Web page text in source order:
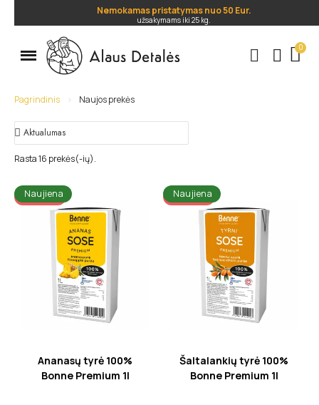
Nemokamas pristatymas nuo 50 Eur.
užsakymams iki 25 kg.
Pagrindinis Naujos prekės
Rasta 16 prekės(-ių).
Greita peržiūra
Ananasų tyrė 100%
Bonne Premium 1l
AKCIJA!!!
Naujiena
Greita peržiūra
Šaltalankių tyrė 100%
Bonne Premium 1l
AKCIJA!!!
Naujiena